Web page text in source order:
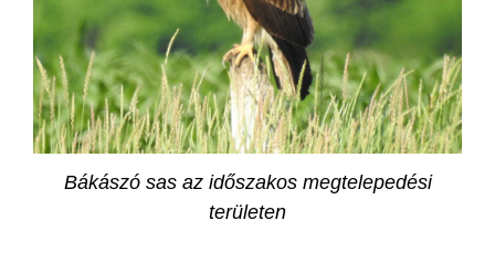
Bákászó sas az időszakos megtelepedési
területen